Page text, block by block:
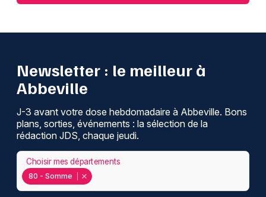
Newsletter : le meilleur à
Abbeville
J-3 avant votre dose hebdomadaire à Abbeville. Bons
plans, sorties, événements : la sélection de la
rédaction JDS, chaque jeudi.
80 - Somme
Choisir mes départements